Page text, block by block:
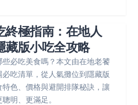
終極指南：在地人
藏版小吃全攻略
必吃美食嗎？本文由在地老饕
吃清單，從人氣攤位到隱藏版
色、價格與避開排隊秘訣，讓
明、更滿足。